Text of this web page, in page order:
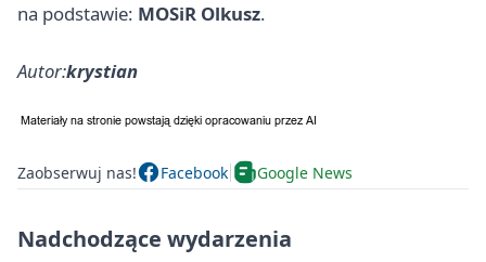
na podstawie: MOSiR Olkusz.
Autor:krystian
Zaobserwuj nas! Facebook Google News
Nadchodzące wydarzenia